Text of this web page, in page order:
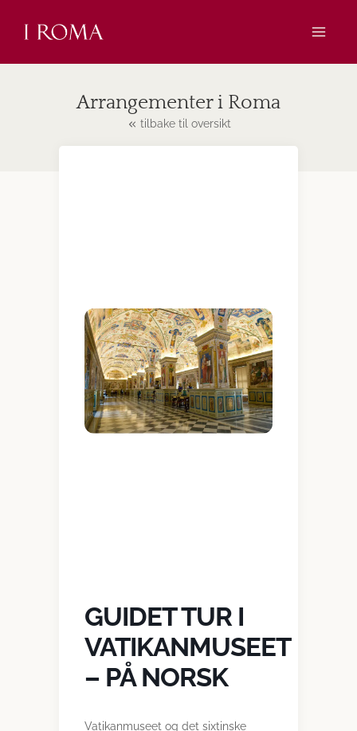
Arrangementer i Roma
tilbake til oversikt
GUIDET TUR I
VATIKANMUSEET
– PÅ NORSK
Vatikanmuseet og det sixtinske